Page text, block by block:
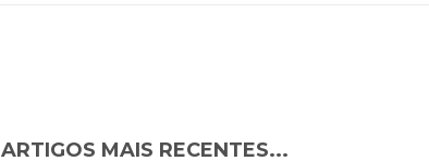
ARTIGOS MAIS RECENTES...